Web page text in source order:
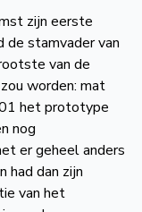
zijn eerste
stamvader van
van de
worden: mat
het prototype
nog
er geheel anders
had dan zijn
van het